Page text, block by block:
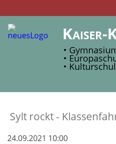
Kaiser-
•
•
•
Sylt rockt -
24.09.2021 10:00